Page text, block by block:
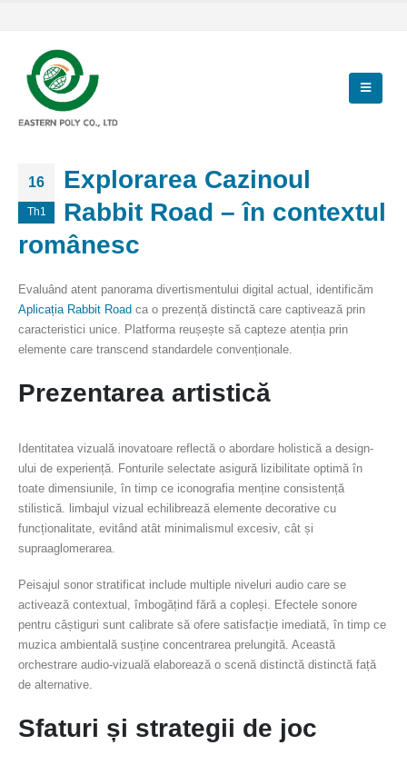
16
Th1
Explorarea Cazinoul
Rabbit Road – în contextul
românesc
Evaluând atent panorama divertismentului digital actual, identificăm
Aplicația Rabbit Road ca o prezență distinctă care captivează prin
caracteristici unice. Platforma reușește să capteze atenția prin
elemente care transcend standardele convenționale.
Prezentarea artistică
Identitatea vizuală inovatoare reflectă o abordare holistică a design-
ului de experiență. Fonturile selectate asigură lizibilitate optimă în
toate dimensiunile, în timp ce iconografia menține consistență
stilistică. limbajul vizual echilibrează elemente decorative cu
funcționalitate, evitând atât minimalismul excesiv, cât și
supraaglomerarea.
Peisajul sonor stratificat include multiple niveluri audio care se
activează contextual, îmbogățind fără a copleși. Efectele sonore
pentru câștiguri sunt calibrate să ofere satisfacție imediată, în timp ce
muzica ambientală susține concentrarea prelungită. Această
orchestrare audio-vizuală elaborează o scenă distinctă distinctă față
de alternative.
Sfaturi și strategii de joc